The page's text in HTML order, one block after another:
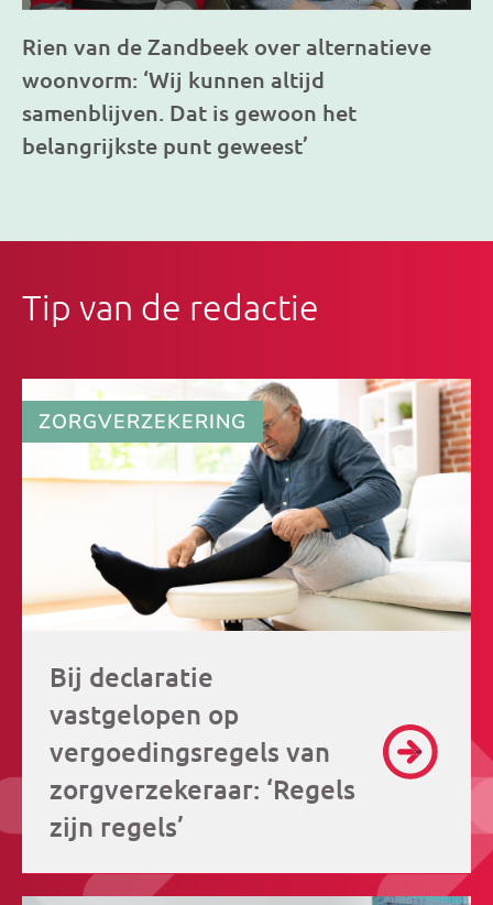
Rien van de Zandbeek over alternatieve
woonvorm: ‘Wij kunnen altijd
samenblijven. Dat is gewoon het
belangrijkste punt geweest’
Tip van de redactie
ZORGVERZEKERING
Bij declaratie
vastgelopen op
vergoedingsregels van
zorgverzekeraar: ‘Regels
zijn regels’